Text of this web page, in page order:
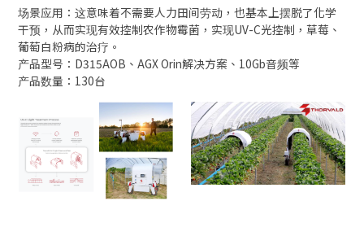
场景应用：这意味着不需要人力田间劳动，也基本上摆脱了化学
干预，从而实现有效控制农作物霉菌，实现UV-C光控制，草莓、
葡萄白粉病的治疗。
产品型号：D315AOB、AGX Orin解决方案、10Gb音频等
产品数量：130台